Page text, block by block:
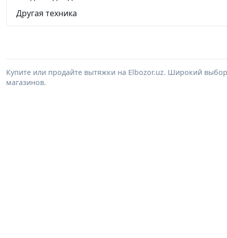
Другая техника
Купите или продайте вытяжки на Elbozor.uz. Широкий
магазинов.